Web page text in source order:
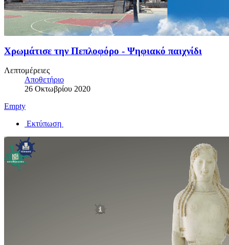
Χρωμάτισε την Πεπλοφόρο - Ψηφιακό παιχνίδι
Λεπτομέρειες
Αποθετήριο
26 Οκτωβρίου 2020
Empty
Εκτύπωση